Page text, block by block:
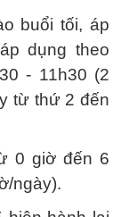
buổi tối, áp
dụng theo
- 11h30 (2
từ thứ 2 đến
0 giờ đến 6
ngày).